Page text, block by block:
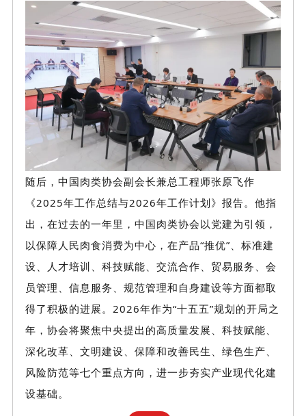
随后，中国肉类协会副会长兼总工程师张原飞作
《2025年工作总结与2026年工作计划》报告。他指
出，在过去的一年里，中国肉类协会以党建为引领，
以保障人民肉食消费为中心，在产品“推优”、标准建
设、人才培训、科技赋能、交流合作、贸易服务、会
员管理、信息服务、规范管理和自身建设等方面都取
得了积极的进展。2026年作为“十五五”规划的开局之
年，协会将聚焦中央提出的高质量发展、科技赋能、
深化改革、文明建设、保障和改善民生、绿色生产、
风险防范等七个重点方向，进一步夯实产业现代化建
设基础。